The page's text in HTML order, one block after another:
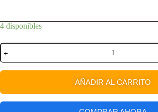
4 disponibles
AÑADIR AL CARRITO